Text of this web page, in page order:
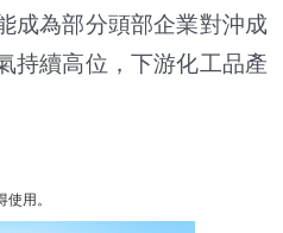
成為部分頭部企業對沖成
持續高位，下游化工品產
用。